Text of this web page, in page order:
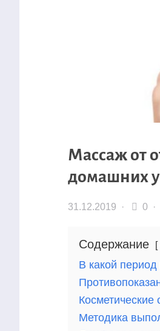
Массаж от
домашних
31.12.2019 · 0 ·
Содержание
В какой
Косметические
Методика